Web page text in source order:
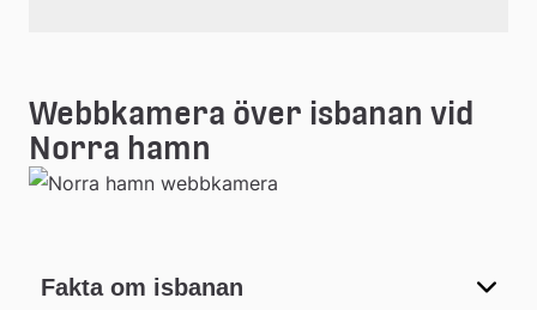
Webbkamera över isbanan vid
Norra hamn
Fakta om isbanan